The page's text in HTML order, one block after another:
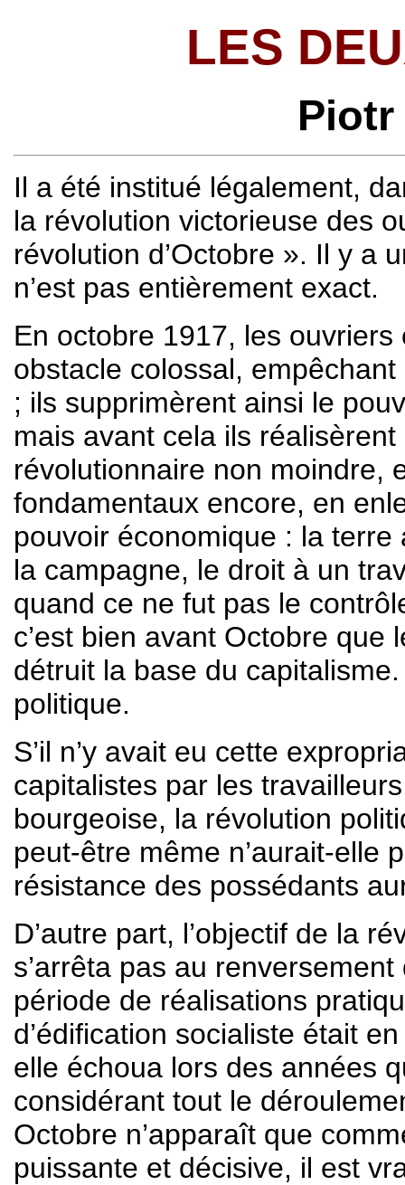
LES
Il a été institué légalement,
la révolution victorieuse des
révolution d’Octobre ». Il y a
n’est pas entièrement exact.
En octobre 1917, les
obstacle colossal,
; ils supprimèrent ainsi le
mais avant cela ils
révolutionnaire non moindre,
fondamentaux encore, en
pouvoir économique : la
la campagne, le droit à un
quand ce ne fut pas le
c’est bien avant Octobre
détruit la base du
politique.
S’il n’y avait eu cette
capitalistes par les
bourgeoise, la révolution
peut-être même n’aurait-elle
résistance des possédants
D’autre part, l’objectif de la
s’arrêta pas au
période de réalisations
d’édification socialiste était
elle échoua lors des années
considérant tout le
Octobre n’apparaît que
puissante et décisive, il est